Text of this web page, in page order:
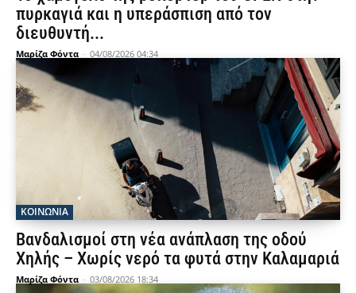
πυρκαγιά και η υπεράσπιση από τον
διευθυντή...
Μαρίζα Φόντα - 04/08/2026 04:34
ΚΟΙΝΩΝΙΑ
Βανδαλισμοί στη νέα ανάπλαση της οδού
Χηλής – Χωρίς νερό τα φυτά στην Καλαμαριά
Μαρίζα Φόντα - 03/08/2026 18:34